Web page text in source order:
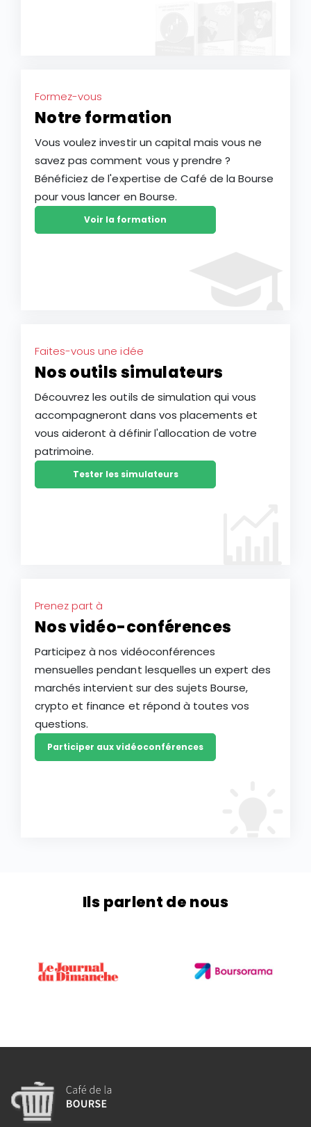
Formez-vous
Notre formation
Vous voulez investir un capital mais vous ne
savez pas comment vous y prendre ?
Bénéficiez de l'expertise de Café de la Bourse
pour vous lancer en Bourse.
Voir la formation
Faites-vous une idée
Nos outils simulateurs
Découvrez les outils de simulation qui vous
accompagneront dans vos placements et
vous aideront à définir l'allocation de votre
patrimoine.
Tester les simulateurs
Prenez part à
Nos vidéo-conférences
Participez à nos vidéoconférences
mensuelles pendant lesquelles un expert des
marchés intervient sur des sujets Bourse,
crypto et finance et répond à toutes vos
questions.
Participer aux vidéoconférences
Ils parlent de nous